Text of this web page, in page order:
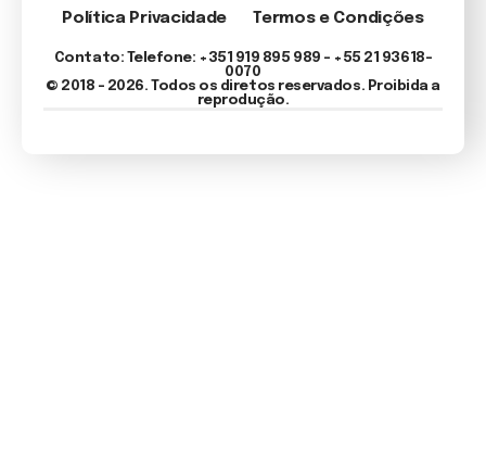
Política Privacidade Termos e Condições
Contato: Telefone: +351 919 895 989 – +55 21 93618-
0070
© 2018 - 2026. Todos os diretos reservados. Proibida a
reprodução.